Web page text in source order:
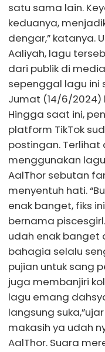
satu sama lain.
keduanya,
dengar,” katanya.
Aaliyah, lagu
dari publik di
sepenggal lagu ini
Jumat (14/6/
Hingga saat ini,
platform TikTok
postingan. Terlihat
menggunakan
AalThor sebutan
menyentuh hati.
enak banget, fiks
bernama
udah enak banget
bahagia selalu
pujian untuk sang
juga membanjiri
lagu emang
langsung
makasih ya udah
AalThor. Suara